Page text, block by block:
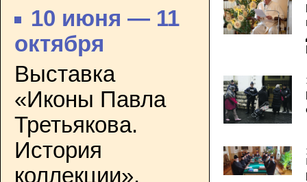
10 июня — 11
октября
Выставка
«Иконы Павла
Третьякова.
История
коллекции».